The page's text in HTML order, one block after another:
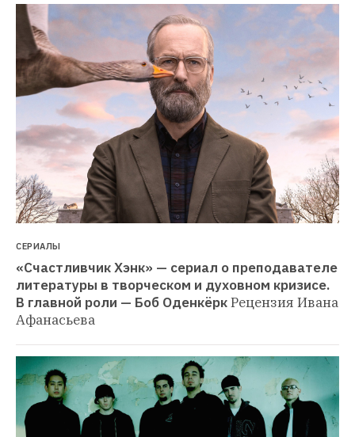
СЕРИАЛЫ
«Счастливчик Хэнк» — сериал о преподавателе
литературы в творческом и духовном кризисе.
В главной роли — Боб ОденкёркРецензия Ивана
Афанасьева